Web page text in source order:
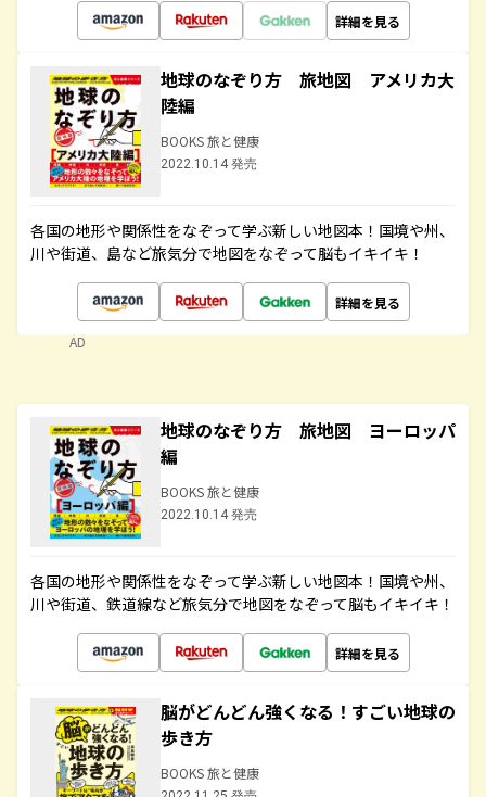
詳細を見る
地球のなぞり方 旅地図 アメリカ大
陸編
BOOKS 旅と健康
2022.10.14 発売
各国の地形や関係性をなぞって学ぶ新しい地図本！国境や州、
川や街道、島など旅気分で地図をなぞって脳もイキイキ！
詳細を見る
AD
地球のなぞり方 旅地図 ヨーロッパ
編
BOOKS 旅と健康
2022.10.14 発売
各国の地形や関係性をなぞって学ぶ新しい地図本！国境や州、
川や街道、鉄道線など旅気分で地図をなぞって脳もイキイキ！
詳細を見る
脳がどんどん強くなる！すごい地球の
歩き方
BOOKS 旅と健康